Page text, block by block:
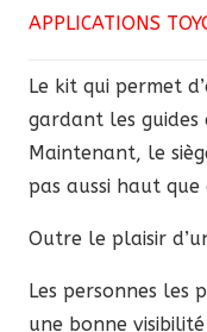
APPLICATIONS
Le kit qui permet
gardant les guides
Maintenant, le
pas aussi haut
Outre le plaisir
Les personnes les
une bonne